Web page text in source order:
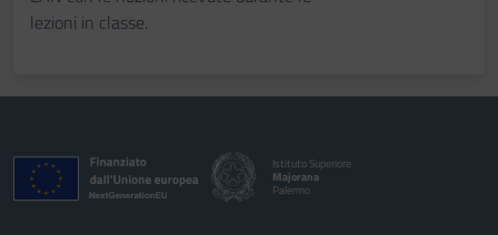
lezioni in classe.
Istituto Superiore
Majorana
Palermo